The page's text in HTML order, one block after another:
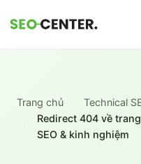
Trang chủ
Technical
Redirect 404 về
SEO & kinh nghiệm